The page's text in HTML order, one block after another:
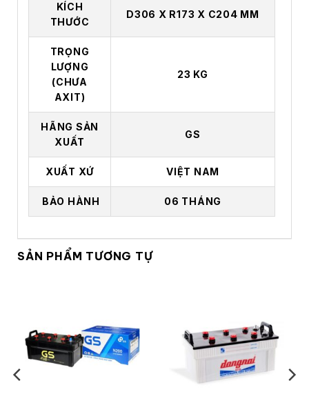
KÍCH
THƯỚC
D306 X R173 X C204 MM
TRỌNG
LƯỢNG
(CHƯA
AXIT)
23 KG
HÃNG SẢN
XUẤT
GS
XUẤT XỨ VIỆT NAM
BẢO HÀNH 06 THÁNG
SẢN PHẨM TƯƠNG TỰ